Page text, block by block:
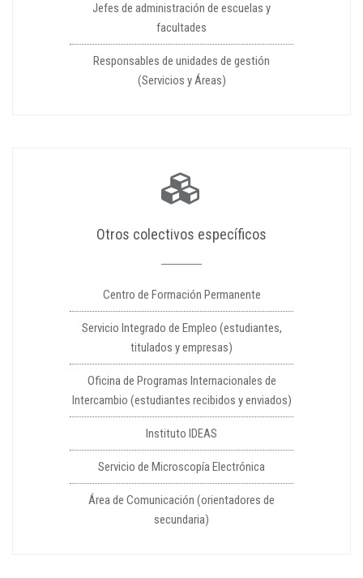
Jefes de administración de escuelas y
facultades
Responsables de unidades de gestión
(Servicios y Áreas)
Otros colectivos específicos
Centro de Formación Permanente
Servicio Integrado de Empleo (estudiantes,
titulados y empresas)
Oficina de Programas Internacionales de
Intercambio (estudiantes recibidos y enviados)
Instituto IDEAS
Servicio de Microscopía Electrónica
Área de Comunicación (orientadores de
secundaria)